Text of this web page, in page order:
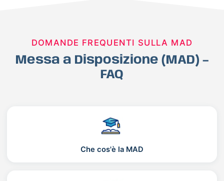
DOMANDE FREQUENTI SULLA MAD
Messa a Disposizione (MAD) –
FAQ
Che cos'è la MAD